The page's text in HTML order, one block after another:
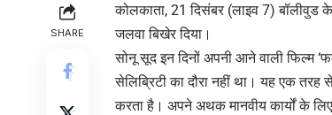
SHARE
कोलकाता, 21 दिसंबर (लाइव 7) बॉलीवुड
जलवा बिखेर दिया।
सोनू सूद इन दिनों अपनी आने वाली फिल्म
सेलिब्रिटी का दौरा नहीं था। यह एक
करता है। अपने अथक मानवीय कार्यों के